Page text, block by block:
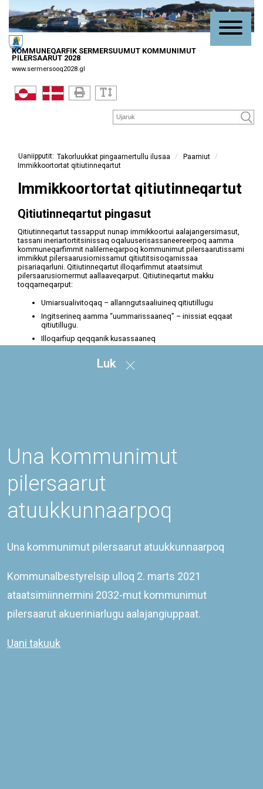
KOMMUNEQARFIK SERMERSUUMUT KOMMUNIMUT
PILERSAARUT 2028
www.sermersooq2028.gl
Takorluukkat pingaarnertullu ilusaa / Paamiut
/
Immikkoortortat qitiutinneqartut
Immikkoortortat qitiutinneqartut
Qitiutinneqartut pingasut
Qitiutinneqartut tassapput nunap immikkoortui aalajangersimasut,
tassani ineriartortitsinissaq oqaluuserisassaneereerpoq aamma
kommuneqarfimmit nalilerneqarpoq kommunimut pilersaarutissami
immikkut pilersaarusiornissamut qitiutitsisoqarnissaa
pisariaqarluni. Qitiutinneqartut illoqarfimmut ataatsimut
pilersaarusiornermut aallaaveqarput. Qitiutineqartut makku
toqqarneqarput:
Umiarsualivitoqaq – allanngutsaaliuineq qitiutillugu
Ingitserineq aamma “uummarissaaneq” – inissiat eqqaat
qitiutillugu.
Illoqarfiup qeqqanik kusassaaneq
Paamiut pillugu tamakkiisumik pilersaarut
Luk
Una kommunimut
pilersaarut
atuukkunnaarpoq
Una kommunimut pilersaarut atuukkunnaarpoq
Kommunalbestyrelsip ulloq 2. marts 2021
ataatsimiinnermini 2032-mut kommunimut
pilersaarut akueriniarlugu aalajangiuppaat.
Uani takuuk